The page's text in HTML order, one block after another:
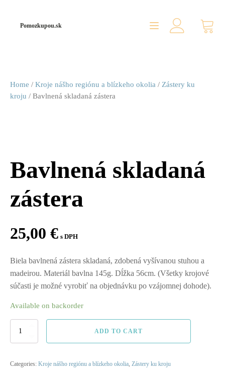
Pomozkupou.sk
Home / Kroje nášho regiónu a blízkeho okolia / Zástery ku
kroju / Bavlnená skladaná zástera
Bavlnená skladaná
zástera
25,00 € s DPH
Biela bavlnená zástera skladaná, zdobená vyšívanou stuhou a
madeirou. Materiál bavlna 145g. Dĺžka 56cm. (Všetky krojové
súčasti je možné vyrobiť na objednávku po vzájomnej dohode).
Available on backorder
skladaná
zástera
ADD TO CART
Categories: Kroje nášho regiónu a blízkeho okolia Zástery ku kroju